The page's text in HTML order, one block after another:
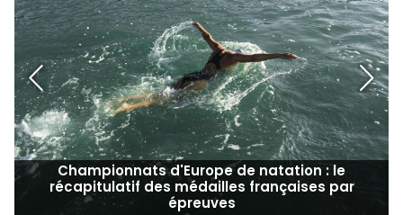
Championnats d'Europe de natation : le
récapitulatif des médailles françaises par
épreuves